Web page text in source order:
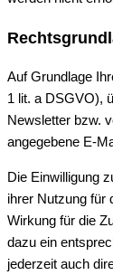
Auf Grundlage
1 lit. a DSGVO),
Newsletter bzw.
angegebene E-
Die Einwilligung
ihrer Nutzung für
Wirkung für die
dazu ein
jederzeit auch